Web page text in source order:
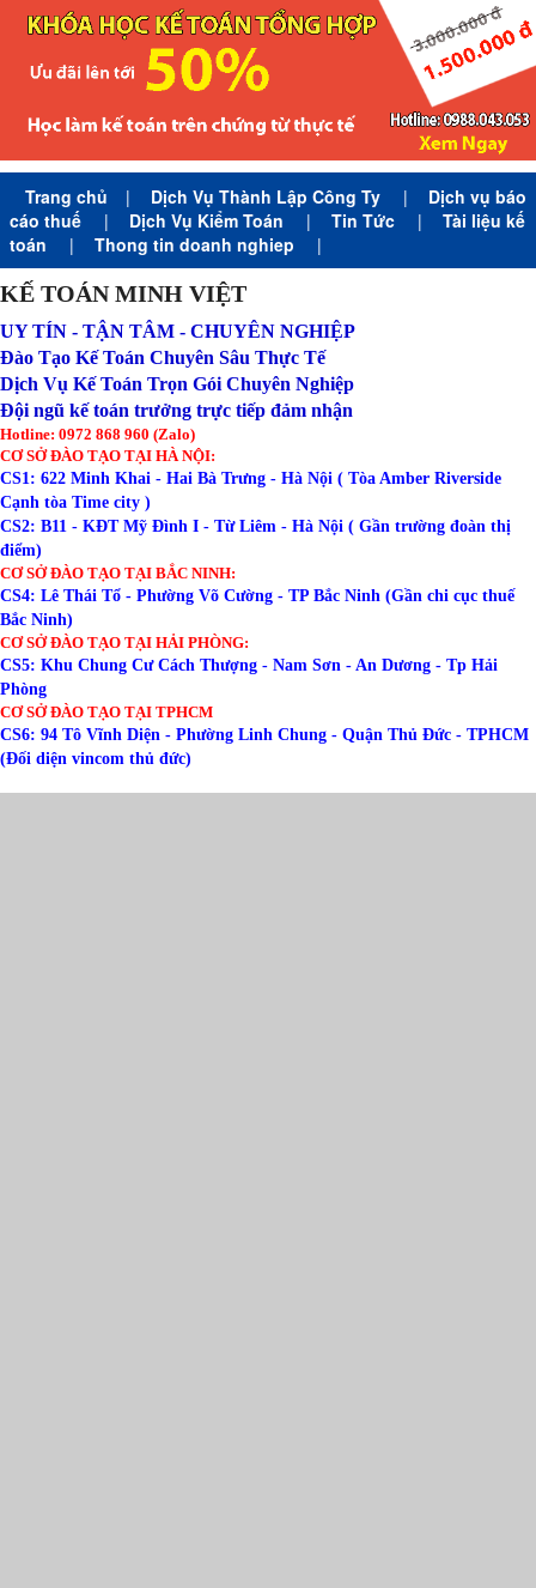
Trang chủ | Dịch Vụ Thành Lập Công Ty |
Dịch vụ báo
cáo thuế
| Dịch Vụ Kiểm Toán | Tin Tức |
Tài liệu kế
toán
| Thong tin doanh nghiep |
KẾ TOÁN MINH VIỆT
UY TÍN - TẬN TÂM - CHUYÊN NGHIỆP
Đào Tạo Kế Toán Chuyên Sâu Thực Tế
Dịch Vụ Kế Toán Trọn Gói Chuyên Nghiệp
Đội ngũ kế toán trưởng trực tiếp đảm nhận
Hotline: 0972 868 960 (Zalo)
CƠ SỞ ĐÀO TẠO TẠI HÀ NỘI:
CS1: 622 Minh Khai - Hai Bà Trưng - Hà Nội ( Tòa Amber Riverside
Cạnh tòa Time city )
CS2: B11 - KĐT Mỹ Đình I - Từ Liêm - Hà Nội ( Gần trường đoàn thị
điểm)
CƠ SỞ ĐÀO TẠO TẠI BẮC NINH:
CS4: Lê Thái Tổ - Phường Võ Cường - TP Bắc Ninh (Gần chi cục thuế
Bắc Ninh)
CƠ SỞ ĐÀO TẠO TẠI HẢI PHÒNG:
CS5: Khu Chung Cư Cách Thượng - Nam Sơn - An Dương - Tp Hải
Phòng
CƠ SỞ ĐÀO TẠO TẠI TPHCM
CS6: 94 Tô Vĩnh Diện - Phường Linh Chung - Quận Thủ Đức - TPHCM
(Đối diện vincom thủ đức)